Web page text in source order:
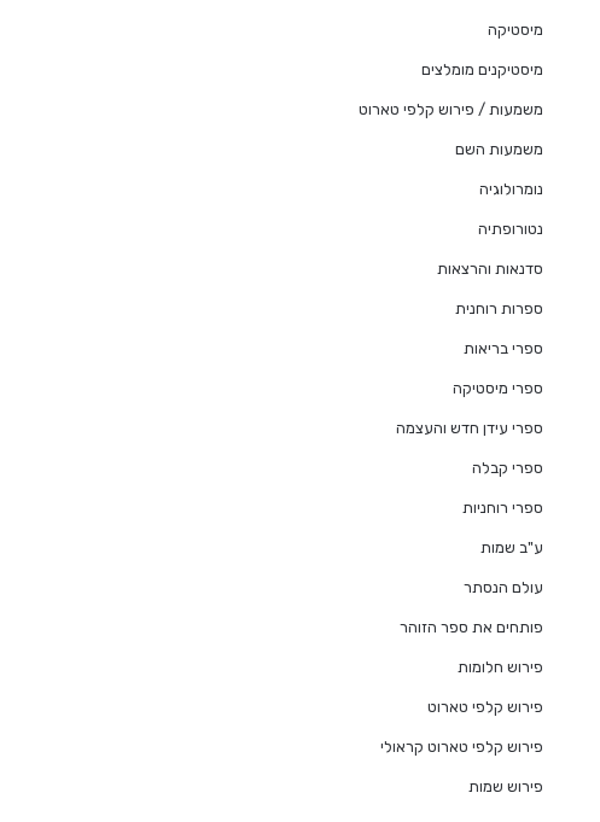
מיסטיקה
מיסטיקנים מומלצים
משמעות / פירוש קלפי טארוט
משמעות השם
נומרולוגיה
נטורופתיה
סדנאות והרצאות
ספרות רוחנית
ספרי בריאות
ספרי מיסטיקה
ספרי עידן חדש והעצמה
ספרי קבלה
ספרי רוחניות
ע"ב שמות
עולם הנסתר
פותחים את ספר הזוהר
פירוש חלומות
פירוש קלפי טארוט
פירוש קלפי טארוט קראולי
פירוש שמות